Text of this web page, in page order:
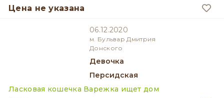
Цена не указана
06.12.2020
м. Бульвар Дмитрия
Донского
девочка
Персидская
Ласковая кошечка Варежка ищет дом